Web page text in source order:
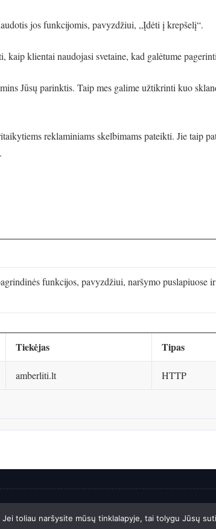
jos funkcijomis, pavyzdžiui, „Įdėti į krepšelį“.
klientai naudojasi svetaine, kad galėtume
Jūsų parinktis. Taip mes galime užtikrinti kuo
reklaminiams skelbimams pateikti. Jie taip
funkcijos, pavyzdžiui, naršymo puslapiuose
Tiekėjas Tipas
amberliti.lt HTTP
Svetainių priežiūra |Privatumo politika|
toliau naršysite mūsų tinklalapyje, tai tolygu Jūsų